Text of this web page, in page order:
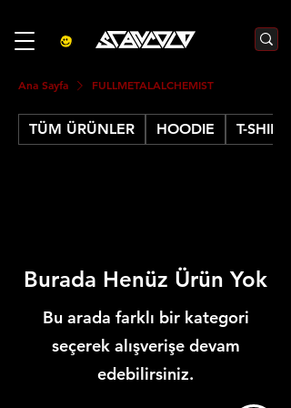
Ana Sayfa FULLMETALALCHEMIST
TÜM ÜRÜNLER HOODIE T-SHIRT
Burada Henüz Ürün Yok
Bu arada farklı bir kategori
seçerek alışverişe devam
edebilirsiniz.